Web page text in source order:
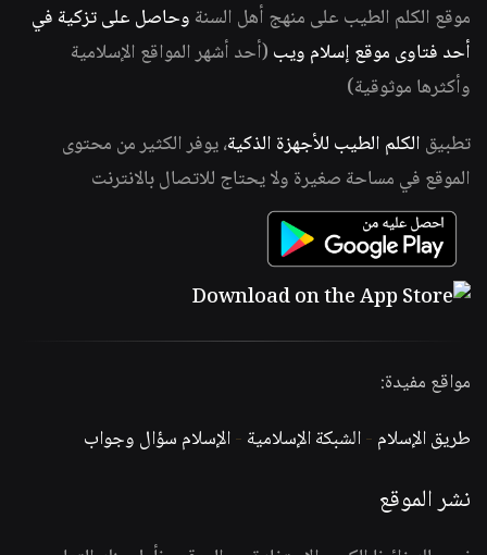
موقع الكلم الطيب على منهج أهل السنة وحاصل على تزكية في
أحد فتاوى موقع إسلام ويب (أحد أشهر المواقع الإسلامية
وأكثرها موثوقية)
تطبيق الكلم الطيب للأجهزة الذكية، يوفر الكثير من محتوى
الموقع في مساحة صغيرة ولا يحتاج للاتصال بالانترنت
مواقع مفيدة:
طريق الإسلام -الشبكة الإسلامية -الإسلام سؤال وجواب
نشر الموقع